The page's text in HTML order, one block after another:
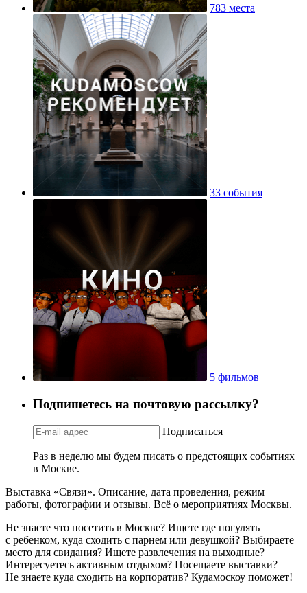
783 места
33 события
5 фильмов
Подпишетесь на почтовую рассылку?
Подписаться
Раз в неделю мы будем писать о предстоящих событиях
в Москве.
Выставка «Связи». Описание, дата проведения, режим
работы, фотографии и отзывы. Всё о мероприятиях Москвы.
Не знаете что посетить в Москве? Ищете где погулять
с ребенком, куда сходить с парнем или девушкой? Выбираете
место для свидания? Ищете развлечения на выходные?
Интересуетесь активным отдыхом? Посещаете выставки?
Не знаете куда сходить на корпоратив? Кудамоскоу поможет!